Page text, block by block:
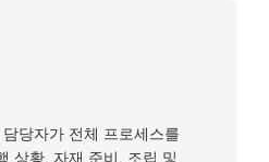
당자가 전체 프로세스를
상황, 자재 준비, 조립 및